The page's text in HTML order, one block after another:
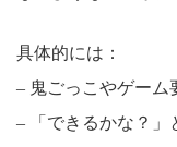
具体的には：
– 鬼ごっこやゲーム
– 「できるかな？」